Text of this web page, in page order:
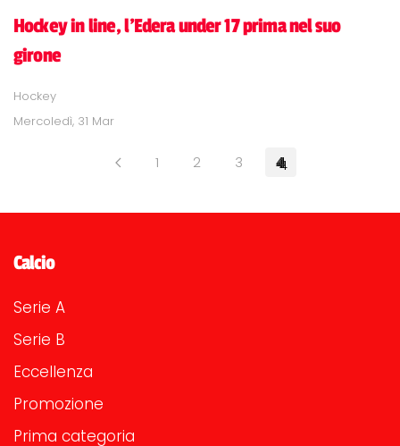
Hockey in line, l'Edera under 17 prima nel suo
girone
Hockey
Mercoledì, 31 Mar
1 2 3 4
Calcio
Serie A
Serie B
Eccellenza
Promozione
Prima categoria